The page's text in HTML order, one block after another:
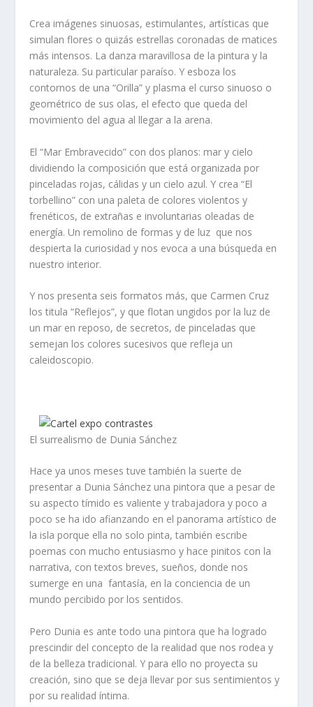
Crea imágenes sinuosas, estimulantes, artísticas que
simulan flores o quizás estrellas coronadas de matices
más intensos. La danza maravillosa de la pintura y la
naturaleza. Su particular paraíso. Y esboza los
contornos de una “Orilla” y plasma el curso sinuoso o
geométrico de sus olas, el efecto que queda del
movimiento del agua al llegar a la arena.
El “Mar Embravecido” con dos planos: mar y cielo
dividiendo la composición que está organizada por
pinceladas rojas, cálidas y un cielo azul. Y crea “El
torbellino” con una paleta de colores violentos y
frenéticos, de extrañas e involuntarias oleadas de
energía. Un remolino de formas y de luz que nos
despierta la curiosidad y nos evoca a una búsqueda en
nuestro interior.
Y nos presenta seis formatos más, que Carmen Cruz
los titula “Reflejos”, y que flotan ungidos por la luz de
un mar en reposo, de secretos, de pinceladas que
semejan los colores sucesivos que refleja un
caleidoscopio.
El surrealismo de Dunia Sánchez
Hace ya unos meses tuve también la suerte de
presentar a Dunia Sánchez una pintora que a pesar de
su aspecto tímido es valiente y trabajadora y poco a
poco se ha ido afianzando en el panorama artístico de
la isla porque ella no solo pinta, también escribe
poemas con mucho entusiasmo y hace pinitos con la
narrativa, con textos breves, sueños, donde nos
sumerge en una fantasía, en la conciencia de un
mundo percibido por los sentidos.
Pero Dunia es ante todo una pintora que ha logrado
prescindir del concepto de la realidad que nos rodea y
de la belleza tradicional. Y para ello no proyecta su
creación, sino que se deja llevar por sus sentimientos y
por su realidad íntima.